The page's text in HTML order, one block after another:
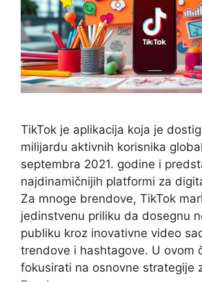
TikTok je aplikacija koja je
milijardu aktivnih korisnika
septembra 2021. godine i
najdinamičnijih platformi za
Za mnoge brendove, TikTok
jedinstvenu priliku da dosegnu
publiku kroz inovativne video
trendove i hashtagove. U ovom
fokusirati na osnovne strategije